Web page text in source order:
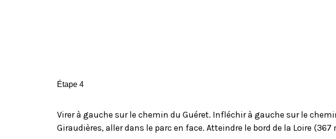
Étape 4
Virer à gauche sur le chemin du Guéret. Infléchir à gauche sur le
Giraudières, aller dans le parc en face. Atteindre le bord de la Loire (367